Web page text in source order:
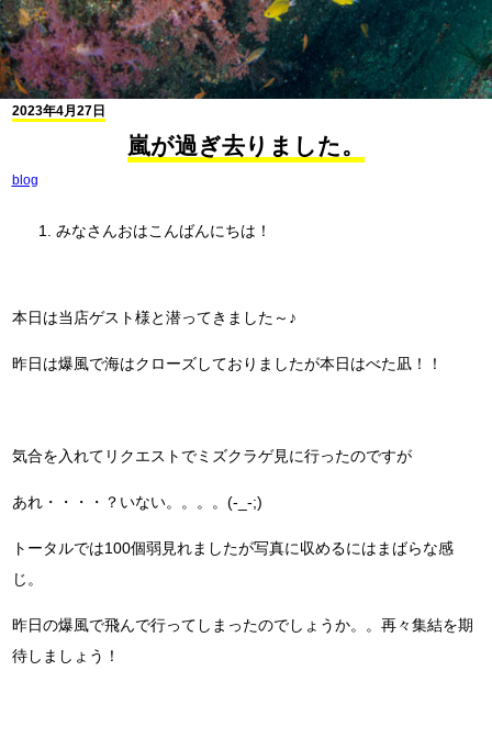
2023年4月27日
嵐が過ぎ去りました。
blog
みなさんおはこんばんにちは！
本日は当店ゲスト様と潜ってきました～♪
昨日は爆風で海はクローズしておりましたが本日はべた凪！！
気合を入れてリクエストでミズクラゲ見に行ったのですが
あれ・・・・？いない。。。。(-_-;)
トータルでは100個弱見れましたが写真に収めるにはまばらな感
じ。
昨日の爆風で飛んで行ってしまったのでしょうか。。再々集結を期
待しましょう！